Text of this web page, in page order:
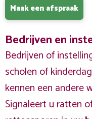
Maak een afspraak
Bedrijven en
Bedrijven of
scholen of
kennen een andere
Signaleert u ratten